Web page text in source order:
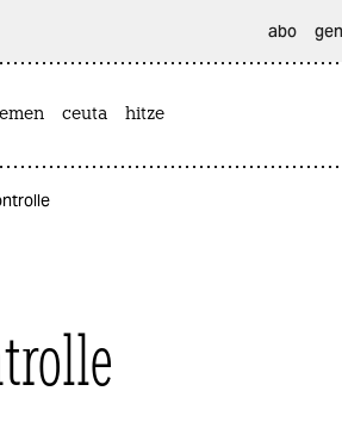
abo
ceuta hitze